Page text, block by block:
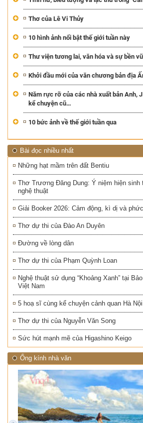
Thơ của Lê Vi Thủy
10 hình ảnh nổi bật thế giới tuần này
Thư viện tương lai, văn hóa và sự bền
Khởi đầu mới của văn chương bản địa
Năm rực rỡ của các nhà xuất bản Anh,
kể chuyện cũ…
10 bức ảnh về thế giới tuần qua
Bài đọc nhiều nhất
Những hạt mầm trên đất Bentiu
Thơ Trương Đăng Dung: Ý niệm hiện sinh
nghệ thuật
Giải Booker 2026: Cảm động, kì dị và
Thơ dự thi của Đào An Duyên
Đường về lòng dân
Thơ dự thi của Phạm Quỳnh Loan
Nghệ thuật sử dụng “Khoảng Xanh” tại
Việt Nam
5 hoạ sĩ cùng kể chuyện cảnh quan Hà Nội
Thơ dự thi của Nguyễn Văn Song
Sức hút mạnh mẽ của Higashino Keigo
Ống kính nhà văn